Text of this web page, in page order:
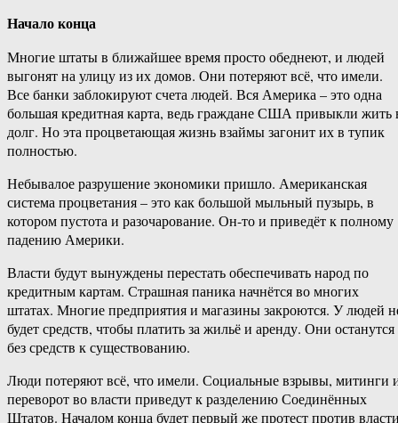
Начало конца
Многие штаты в ближайшее время просто обеднеют, и людей
выгонят на улицу из их домов. Они потеряют всё, что имели.
Все банки заблокируют счета людей. Вся Америка – это одна
большая кредитная карта, ведь граждане США привыкли жить
долг. Но эта процветающая жизнь взаймы загонит их в тупик
полностью.
Небывалое разрушение экономики пришло. Американская
система процветания – это как большой мыльный пузырь, в
котором пустота и разочарование. Он-то и приведёт к полному
падению Америки.
Власти будут вынуждены перестать обеспечивать народ по
кредитным картам. Страшная паника начнётся во многих
штатах. Многие предприятия и магазины закроются. У людей
будет средств, чтобы платить за жильё и аренду. Они останутся
без средств к существованию.
Люди потеряют всё, что имели. Социальные взрывы, митинги
переворот во власти приведут к разделению Соединённых
Штатов. Началом конца будет первый же протест против